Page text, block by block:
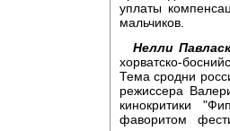
уплаты
мальчиков.
Нелли
хорватско-
Тема сродни
режиссера
кинокритики
фаворитом